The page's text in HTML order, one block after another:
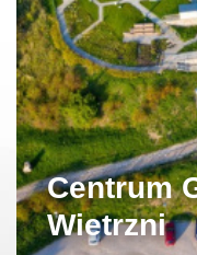
Centrum
Wietrzni